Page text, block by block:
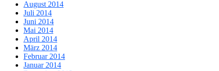
August 2014
Juli 2014
Juni 2014
Mai 2014
April 2014
März 2014
Februar 2014
Januar 2014